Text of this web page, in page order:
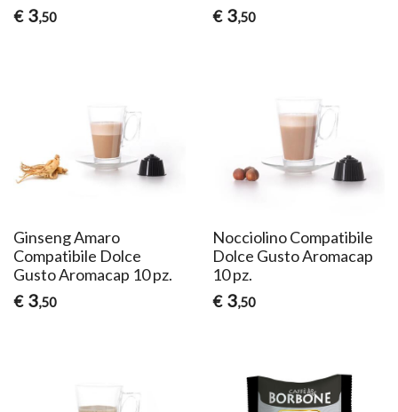
€ 3,50
€ 3,50
Ginseng Amaro
Compatibile Dolce
Gusto Aromacap 10 pz.
€ 3,50
Nocciolino Compatibile
Dolce Gusto Aromacap
10 pz.
€ 3,50